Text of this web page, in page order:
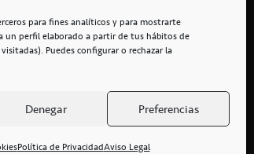
para fines analíticos y para mostrarte
un perfil elaborado a partir de tus hábitos de
Puedes configurar o rechazar la
Denegar Preferencias
Política de PrivacidadAviso Legal